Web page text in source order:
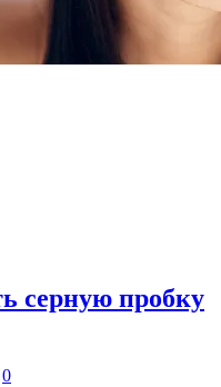
серную пробку
0